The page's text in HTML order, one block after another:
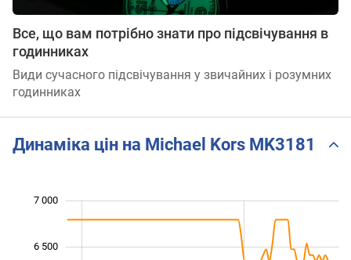
Все, що вам потрібно знати про підсвічування в
годинниках
Види сучасного підсвічування у звичайних і розумних
годинниках
Динаміка цін на Michael Kors MK3181
7 000
6 500